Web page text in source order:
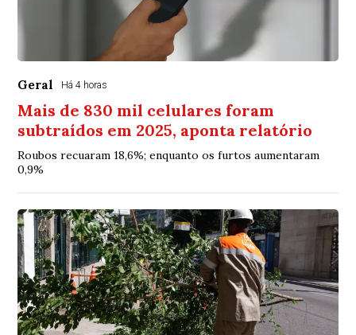
Geral Há 4 horas
Mais de 830 mil celulares foram
subtraídos em 2025, aponta relatório
Roubos recuaram 18,6%; enquanto os furtos aumentaram
0,9%